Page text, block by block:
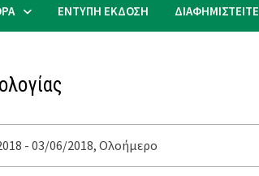
ΕΝΤΥΠΗ ΕΚΔΟΣΗ ΔΙΑΦΗΜΙΣΤΕΙΤΕ
- 03/06/2018, Ολοήμερο